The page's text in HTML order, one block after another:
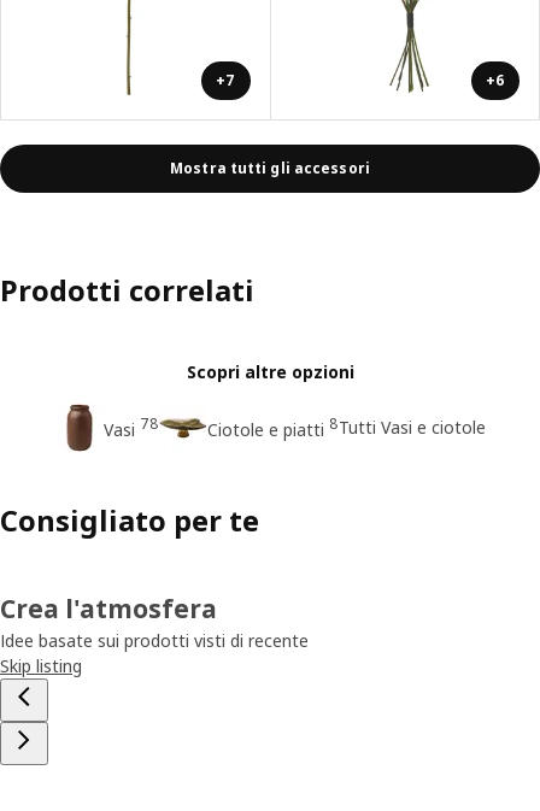
+7 +6
Mostra tutti gli accessori
Prodotti correlati
Scopri altre opzioni
Vasi 78 Ciotole e piatti 8Tutti Vasi e ciotole
Consigliato per te
Crea l'atmosfera
Idee basate sui prodotti visti di recente
Skip listing